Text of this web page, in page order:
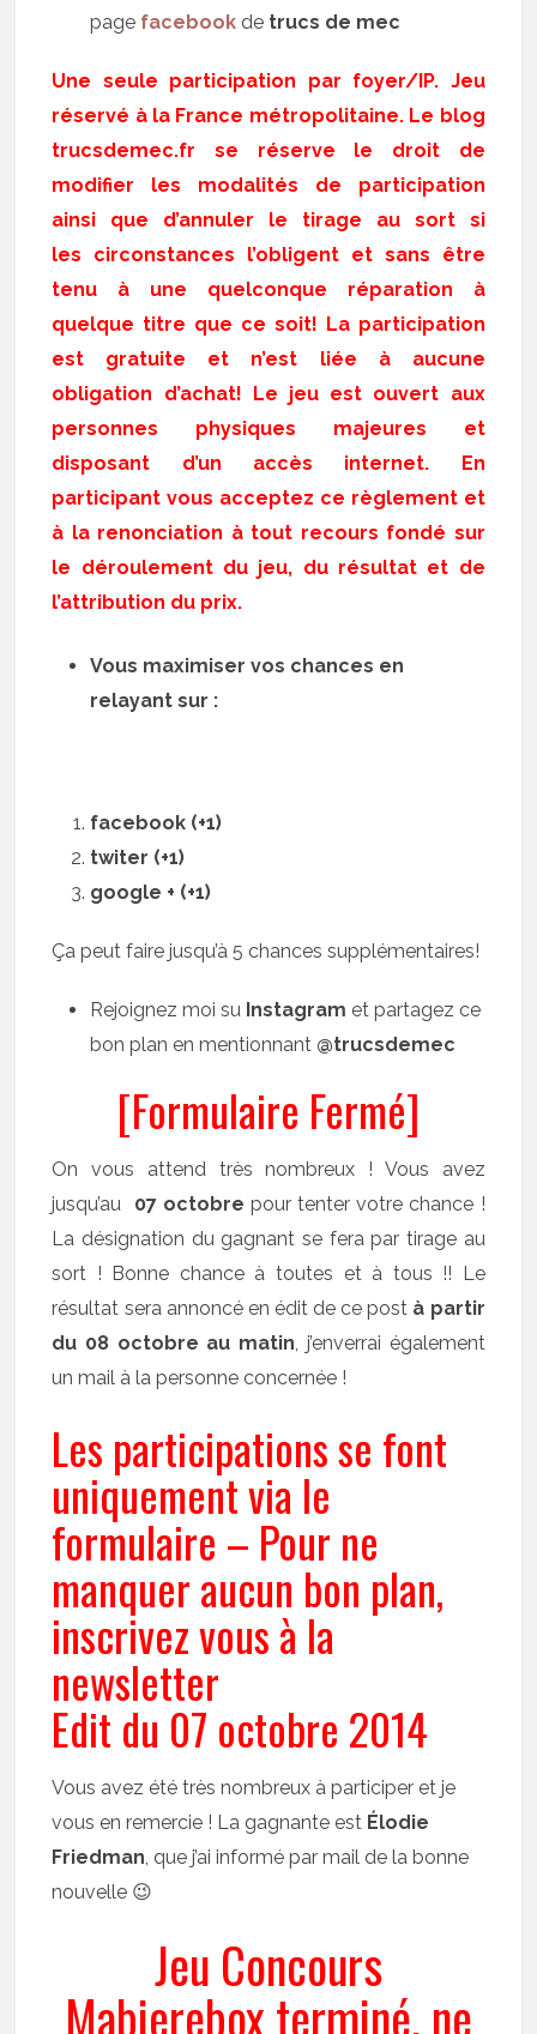
page facebook de trucs de mec
Une seule participation par foyer/IP. Jeu
réservé à la France métropolitaine. Le blog
trucsdemec.fr se réserve le droit de
modifier les modalités de participation
ainsi que d’annuler le tirage au sort si
les circonstances l’obligent et sans être
tenu à une quelconque réparation à
quelque titre que ce soit! La participation
est gratuite et n’est liée à aucune
obligation d’achat! Le jeu est ouvert aux
personnes physiques majeures et
disposant d’un accès internet. En
participant vous acceptez ce règlement et
à la renonciation à tout recours fondé sur
le déroulement du jeu, du résultat et de
l’attribution du prix.
Vous maximiser vos chances en
relayant sur :
facebook (+1)
twiter (+1)
google + (+1)
Ça peut faire jusqu’à 5 chances supplémentaires!
Rejoignez moi su Instagram et partagez ce
bon plan en mentionnant @trucsdemec
[Formulaire Fermé]
On vous attend très nombreux ! Vous avez
jusqu’au
07 octobre pour tenter votre chance !
La désignation du gagnant se fera par tirage au
sort ! Bonne chance à toutes et à tous !! Le
résultat sera annoncé en édit de ce post à partir
du 08 octobre au matin , j’enverrai également
un mail à la personne concernée !
Les participations se font
uniquement via le
formulaire – Pour ne
manquer aucun bon plan,
inscrivez vous à la
newsletter
Edit du 07 octobre 2014
Vous avez été très nombreux à participer et je
vous en remercie ! La gagnante est Élodie
Friedman , que j’ai informé par mail de la bonne
nouvelle 😉
Jeu Concours
Mabierebox terminé, ne